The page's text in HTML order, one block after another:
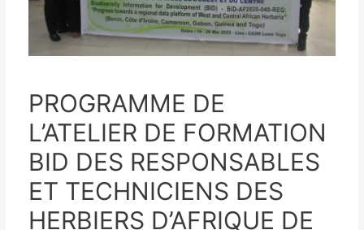
PROGRAMME DE
L’ATELIER DE FORMATION
BID DES RESPONSABLES
ET TECHNICIENS DES
HERBIERS D’AFRIQUE DE